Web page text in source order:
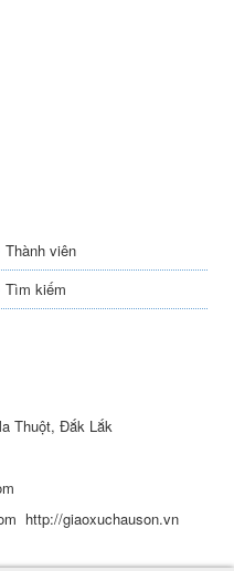
Thành viên
Tìm kiếm
Thuột, Đắk Lắk
http://giaoxuchauson.vn